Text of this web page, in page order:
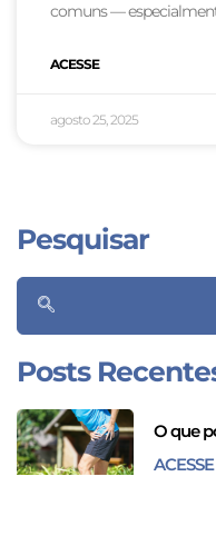
comuns —
ACESSE
agosto 25, 2025
Pesquisar
Posts
O que
ACESSE